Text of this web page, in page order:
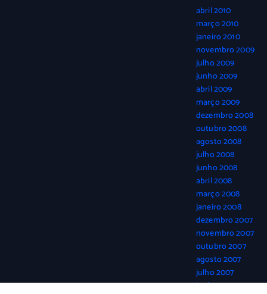
abril 2010
março 2010
janeiro 2010
novembro 2009
julho 2009
junho 2009
abril 2009
março 2009
dezembro 2008
outubro 2008
agosto 2008
julho 2008
junho 2008
abril 2008
março 2008
janeiro 2008
dezembro 2007
novembro 2007
outubro 2007
agosto 2007
julho 2007
junho 2007